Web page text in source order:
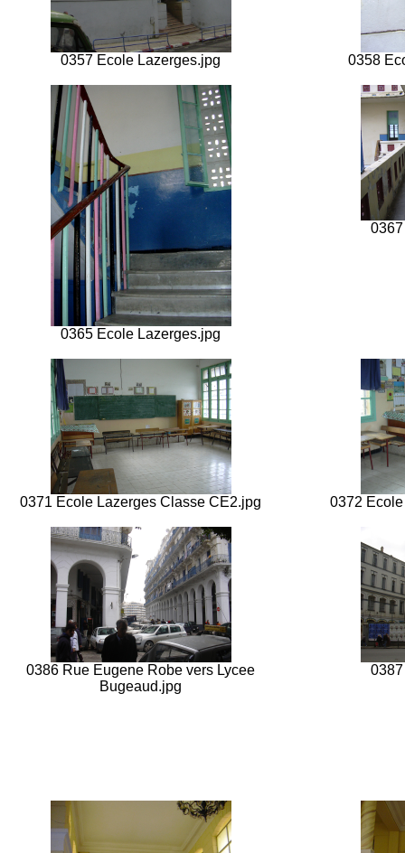
0357 Ecole Lazerges.jpg 0358
0365 Ecole Lazerges.jpg
0371 Ecole Lazerges Classe CE2.jpg 0372
0386 Rue Eugene Robe vers Lycee
Bugeaud.jpg